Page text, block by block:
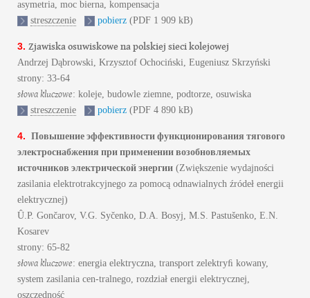
asymetria, moc bierna, kompensacja
streszczenie
pobierz (PDF 1 909 kB)
3. Zjawiska osuwiskowe na polskiej sieci kolejowej
Andrzej Dąbrowski, Krzysztof Ochociński, Eugeniusz Skrzyński
strony: 33-64
słowa kluczowe: koleje, budowle ziemne, podtorze, osuwiska
streszczenie
pobierz (PDF 4 890 kB)
4. Повышение эффективности функционирования тягового
электроснабжения при применении возобновляемых
источников электрической энергии (Zwiększenie wydajności
zasilania elektrotrakcyjnego za pomocą odnawialnych źródeł energii
elektrycznej)
Û.P. Gončarov, V.G. Syčenko, D.A. Bosyj, M.S. Pastušenko, E.N.
Kosarev
strony: 65-82
słowa kluczowe: energia elektryczna, transport zelektryﬁ kowany,
system zasilania cen-tralnego, rozdział energii elektrycznej,
oszczędność